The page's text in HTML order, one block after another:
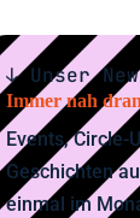
↓ Unser
Immer nah
Events, Circle-
Geschichten
einmal im